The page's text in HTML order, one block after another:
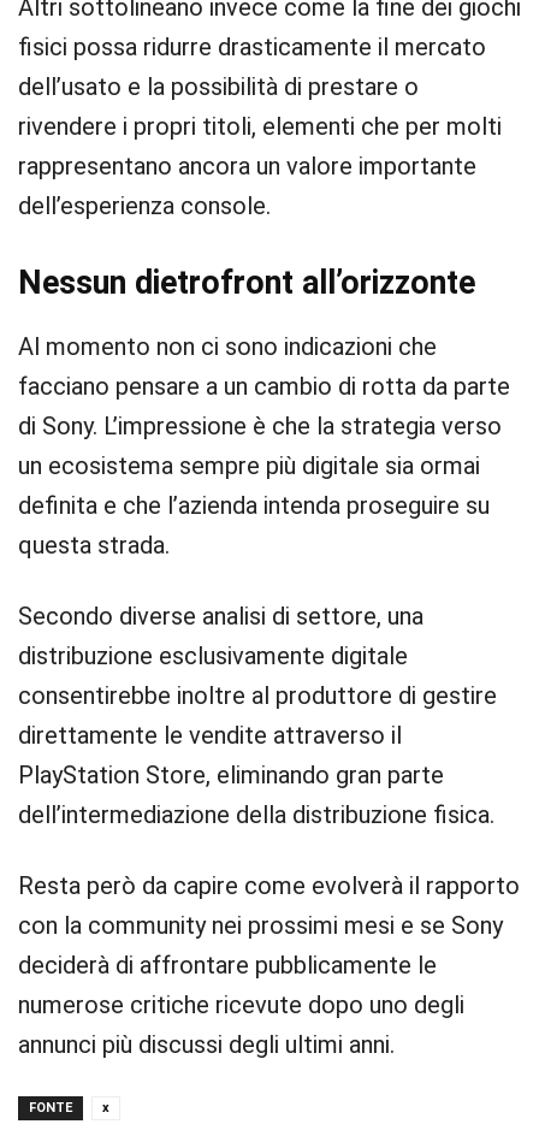
Altri sottolineano invece come la fine dei giochi
fisici possa ridurre drasticamente il mercato
dell’usato e la possibilità di prestare o
rivendere i propri titoli, elementi che per molti
rappresentano ancora un valore importante
dell’esperienza console.
Nessun dietrofront all’orizzonte
Al momento non ci sono indicazioni che
facciano pensare a un cambio di rotta da parte
di Sony. L’impressione è che la strategia verso
un ecosistema sempre più digitale sia ormai
definita e che l’azienda intenda proseguire su
questa strada.
Secondo diverse analisi di settore, una
distribuzione esclusivamente digitale
consentirebbe inoltre al produttore di gestire
direttamente le vendite attraverso il
PlayStation Store, eliminando gran parte
dell’intermediazione della distribuzione fisica.
Resta però da capire come evolverà il rapporto
con la community nei prossimi mesi e se Sony
deciderà di affrontare pubblicamente le
numerose critiche ricevute dopo uno degli
annunci più discussi degli ultimi anni.
FONTE x